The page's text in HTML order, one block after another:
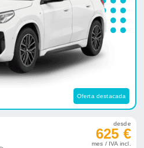
Oferta destacada
desde
625 €
mes / IVA incl.